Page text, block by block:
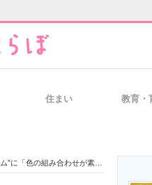
住まい 教育・
が素敵！」「とても楽しそう」